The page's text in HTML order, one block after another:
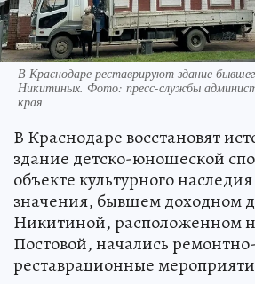
В Краснодаре реставрируют здание
Никитиных. Фото: пресс-службы
края
В Краснодаре восстановят
здание детско-юношеской
объекте культурного
значения, бывшем доходном
Никитиной, расположенном
Постовой, начались ремонтно-
реставрационные